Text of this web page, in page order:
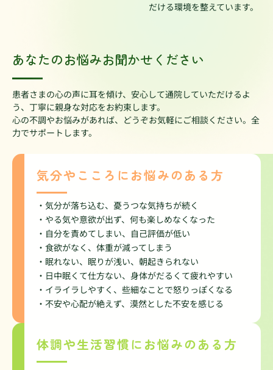
だける環境を整えています。
あなたのお悩みお聞かせください
患者さまの心の声に耳を傾け、安心して通院していただけるよ
う、丁寧に親身な対応をお約束します。
心の不調やお悩みがあれば、どうぞお気軽にご相談ください。全
力でサポートします。
気分やこころにお悩みのある方
・気分が落ち込む、憂うつな気持ちが続く
・やる気や意欲が出ず、何も楽しめなくなった
・自分を責めてしまい、自己評価が低い
・食欲がなく、体重が減ってしまう
・眠れない、眠りが浅い、朝起きられない
・日中眠くて仕方ない、身体がだるくて疲れやすい
・イライラしやすく、些細なことで怒りっぽくなる
・不安や心配が絶えず、漠然とした不安を感じる
体調や生活習慣にお悩みのある方